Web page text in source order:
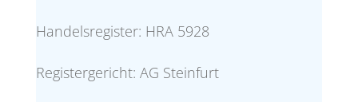
Handelsregister: HRA 5928
Registergericht: AG Steinfurt